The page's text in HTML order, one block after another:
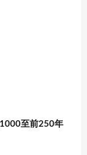
至前250年